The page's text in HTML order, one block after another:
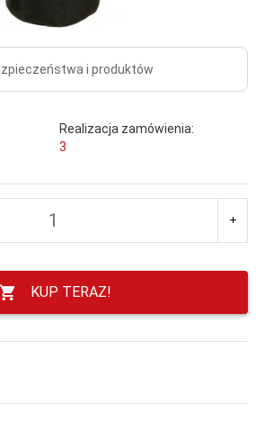
i produktów
Realizacja zamówienia:
3
KUP TERAZ!